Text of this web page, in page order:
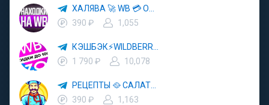
390 ₽
1,055
1 790 ₽
10,078
390 ₽
1,163